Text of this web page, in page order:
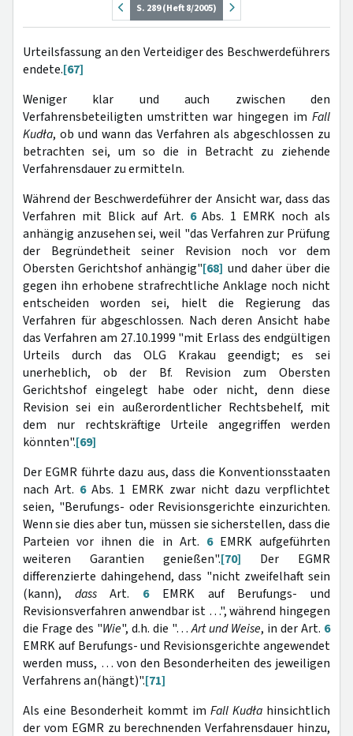
S. 289 (Heft 8/2005)
Urteilsfassung an den Verteidiger des Beschwerdeführers
endete.[67]
Weniger klar und auch zwischen den
Verfahrensbeteiligten umstritten war hingegen im Fall
Kudła, ob und wann das Verfahren als abgeschlossen zu
betrachten sei, um so die in Betracht zu ziehende
Verfahrensdauer zu ermitteln.
Während der Beschwerdeführer der Ansicht war, dass das
Verfahren mit Blick auf Art. 6Abs. 1 EMRK noch als
anhängig anzusehen sei, weil "das Verfahren zur Prüfung
der Begründetheit seiner Revision noch vor dem
Obersten Gerichtshof anhängig"[68] und daher über die
gegen ihn erhobene strafrechtliche Anklage noch nicht
entscheiden worden sei, hielt die Regierung das
Verfahren für abgeschlossen. Nach deren Ansicht habe
das Verfahren am 27.10.1999 "mit Erlass des endgültigen
Urteils durch das OLG Krakau geendigt; es sei
unerheblich, ob der Bf. Revision zum Obersten
Gerichtshof eingelegt habe oder nicht, denn diese
Revision sei ein außerordentlicher Rechtsbehelf, mit
dem nur rechtskräftige Urteile angegriffen werden
könnten".[69]
Der EGMR führte dazu aus, dass die Konventionsstaaten
nach Art. 6Abs. 1 EMRK zwar nicht dazu verpflichtet
seien, "Berufungs- oder Revisionsgerichte einzurichten.
Wenn sie dies aber tun, müssen sie sicherstellen, dass die
Parteien vor ihnen die in Art. 6EMRK aufgeführten
weiteren Garantien genießen".[70] Der EGMR
differenzierte dahingehend, dass "nicht zweifelhaft sein
(kann), dassArt. 6EMRK auf Berufungs- und
Revisionsverfahren anwendbar ist …", während hingegen
die Frage des "Wie", d.h. die "…Art und Weise, in der Art. 6
EMRK auf Berufungs- und Revisionsgerichte angewendet
werden muss, … von den Besonderheiten des jeweiligen
Verfahrens an(hängt)".[71]
Als eine Besonderheit kommt im Fall Kudła hinsichtlich
der vom EGMR zu berechnenden Verfahrensdauer hinzu,